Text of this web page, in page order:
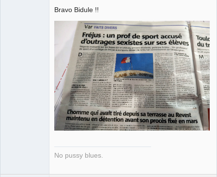
Bravo Bidule !!
No pussy blues.